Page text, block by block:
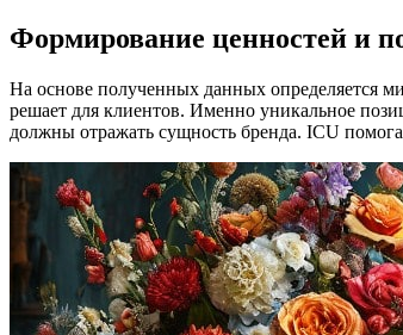
Формирование ценностей и
На основе полученных данных определяется
решает для клиентов. Именно уникальное
должны отражать сущность бренда. ICU